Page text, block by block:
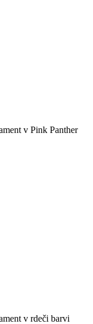
v Pink Panther
v rdeči barvi